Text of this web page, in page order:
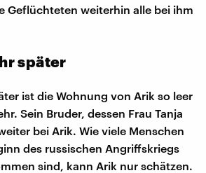
Geflüchteten weiterhin alle bei ihm
später
ist die Wohnung von Arik so leer
Sein Bruder, dessen Frau Tanja
bei Arik. Wie viele Menschen
des russischen Angriffskriegs
sind, kann Arik nur schätzen.